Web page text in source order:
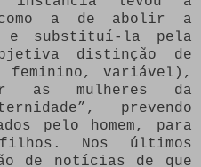
a de abolir a
e substituí-la pela
distinção de
feminino, variável),
mulheres da
prevendo
pelo homem, para
Nos últimos
de notícias de que